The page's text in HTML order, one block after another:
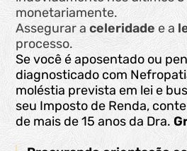
monetariamente.
Assegurar aceleridade e a
processo.
Se você é aposentado ou
diagnosticado com
moléstia prevista em lei e
seu Imposto de Renda,
de mais de 15 anos da Dra.